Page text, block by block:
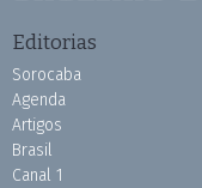
Editorias
Sorocaba
Agenda
Artigos
Brasil
Canal 1